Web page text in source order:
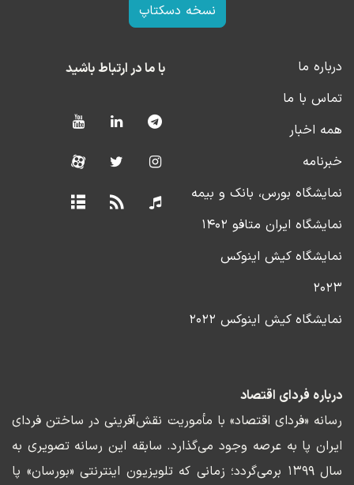
نسخه دسکتاپ
درباره ما
تماس با ما
همه اخبار
خبرنامه
نمایشگاه بورس، بانک و بیمه
نمایشگاه ایران متافو ۱۴۰۲
نمایشگاه کیش اینوکس
۲۰۲۳
نمایشگاه کیش اینوکس ۲۰۲۲
با ما در ارتباط باشید
درباره فردای اقتصاد
رسانه «فردای اقتصاد» با مأموریت نقش‌آفرینی در ساختن فردای
ایران پا به عرصه وجود می‌گذارد. سابقه این رسانه تصویری به
سال ۱۳۹۹ برمی‌گردد؛ زمانی که تلویزیون اینترنتی «بورسان» پا